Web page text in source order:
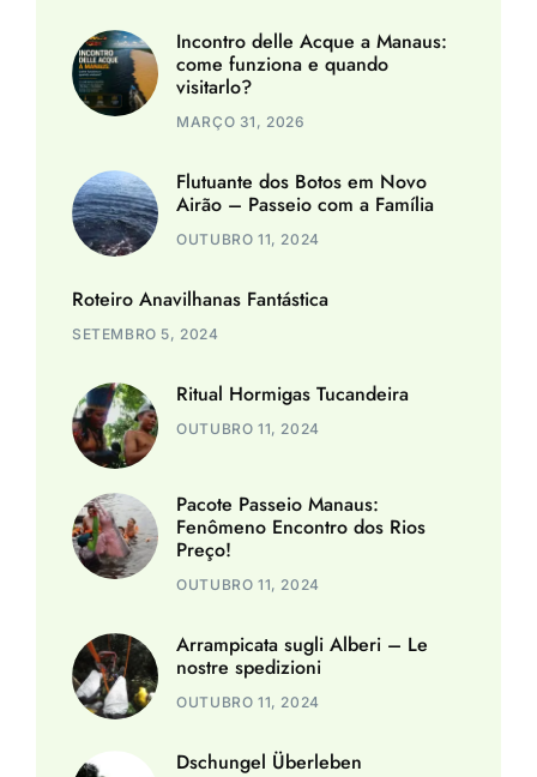
Incontro delle Acque a Manaus:
come funziona e quando
visitarlo?
MARÇO 31, 2026
Flutuante dos Botos em Novo
Airão – Passeio com a Família
OUTUBRO 11, 2024
Roteiro Anavilhanas Fantástica
SETEMBRO 5, 2024
Ritual Hormigas Tucandeira
OUTUBRO 11, 2024
Pacote Passeio Manaus:
Fenômeno Encontro dos Rios
Preço!
OUTUBRO 11, 2024
Arrampicata sugli Alberi – Le
nostre spedizioni
OUTUBRO 11, 2024
Dschungel Überleben